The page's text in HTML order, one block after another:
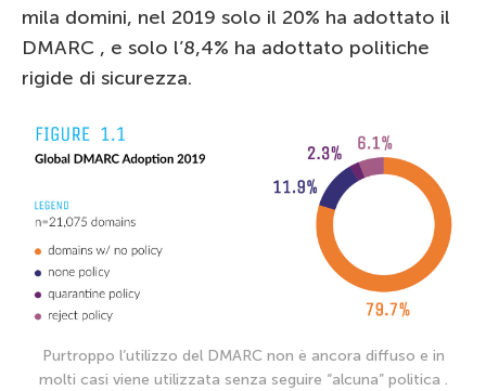
mila domini, nel 2019 solo il 20% ha adottato il
DMARC , e solo l’8,4% ha adottato politiche
rigide di sicurezza.
Purtroppo l’utilizzo del DMARC non è ancora diffuso e in
molti casi viene utilizzata senza seguire “alcuna” politica .